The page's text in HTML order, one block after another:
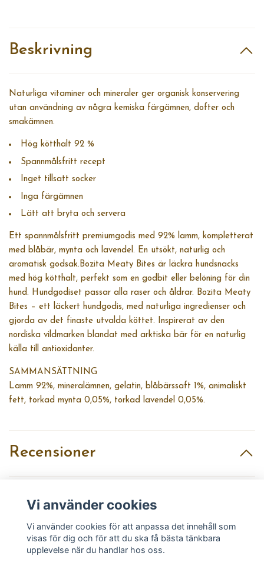
Beskrivning
Naturliga vitaminer och mineraler ger organisk konservering
utan användning av några kemiska färgämnen, dofter och
smakämnen.
Hög kötthalt 92 %
Spannmålsfritt recept
Inget tillsatt socker
Inga färgämnen
Lätt att bryta och servera
Ett spannmålsfritt premiumgodis med 92% lamm, kompletterat
med blåbär, mynta och lavendel. En utsökt, naturlig och
aromatisk godsak.Bozita Meaty Bites är läckra hundsnacks
med hög kötthalt, perfekt som en godbit eller belöning för din
hund. Hundgodiset passar alla raser och åldrar. Bozita Meaty
Bites – ett läckert hundgodis, med naturliga ingredienser och
gjorda av det finaste utvalda köttet. Inspirerat av den
nordiska vildmarken blandat med arktiska bär för en naturlig
källa till antioxidanter.
SAMMANSÄTTNING
Lamm 92%, mineralämnen, gelatin, blåbärssaft 1%, animaliskt
fett, torkad mynta 0,05%, torkad lavendel 0,05%.
Recensioner
Vi använder cookies
Vi använder cookies för att anpassa det innehåll som
visas för dig och för att du ska få bästa tänkbara
upplevelse när du handlar hos oss.